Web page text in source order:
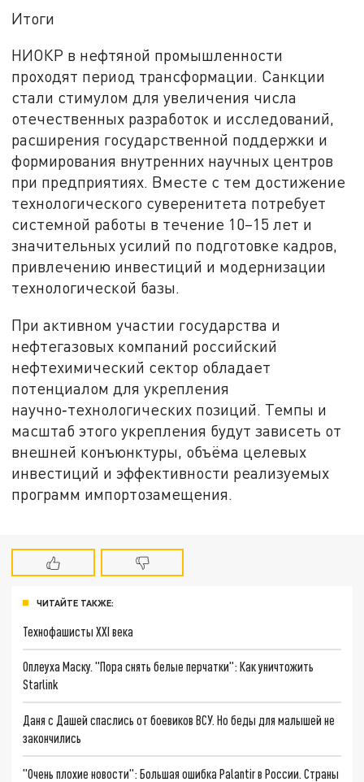
Итоги
НИОКР в нефтяной промышленности
проходят период трансформации. Санкции
стали стимулом для увеличения числа
отечественных разработок и исследований,
расширения государственной поддержки и
формирования внутренних научных центров
при предприятиях. Вместе с тем достижение
технологического суверенитета потребует
системной работы в течение 10–15 лет и
значительных усилий по подготовке кадров,
привлечению инвестиций и модернизации
технологической базы.
При активном участии государства и
нефтегазовых компаний российский
нефтехимический сектор обладает
потенциалом для укрепления
научно‑технологических позиций. Темпы и
масштаб этого укрепления будут зависеть от
внешней конъюнктуры, объёма целевых
инвестиций и эффективности реализуемых
программ импортозамещения.
ЧИТАЙТЕ ТАКЖЕ:
Технофашисты XXI века
Оплеуха Маску. "Пора снять белые перчатки": Как уничтожить
Starlink
Даня с Дашей спаслись от боевиков ВСУ. Но беды для малышей не
закончились
"Очень плохие новости": Большая ошибка Palantir в России. Страны